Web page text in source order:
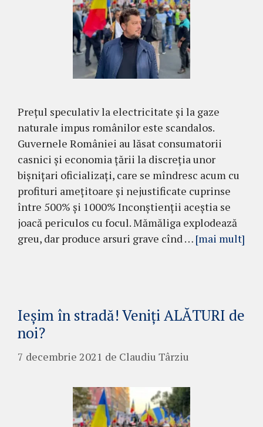
Prețul speculativ la electricitate și la gaze
naturale impus românilor este scandalos.
Guvernele României au lăsat consumatorii
casnici și economia țării la discreția unor
bișnițari oficializați, care se mîndresc acum cu
profituri amețitoare și nejustificate cuprinse
între 500% și 1000% Inconștienții aceștia se
joacă periculos cu focul. Mămăliga explodează
greu, dar produce arsuri grave cînd … [mai mult]
Ieșim în stradă! Veniți ALĂTURI de
noi?
7 decembrie 2021 de Claudiu Târziu